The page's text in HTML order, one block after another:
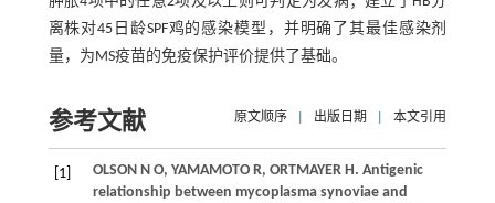
离株对45日龄SPF鸡的感染模型，并明确了其最佳感染剂
量，为MS疫苗的免疫保护评价提供了基础。
参考文献 原文顺序 出版日期 本文引用
[1] OLSON N O, YAMAMOTO R, ORTMAYER H. Antigenic
relationship between mycoplasma synoviae and